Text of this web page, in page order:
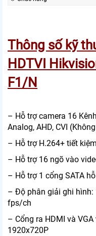
Thông số kỹ
HDTVI
F1/N
– Hỗ trợ camera 16
Analog, AHD, CVI
– Hỗ trợ H.264+ tiết
– Hỗ trợ 16 ngõ vào
– Hỗ trợ 1 cổng SATA
– Độ phân giải ghi
fps/ch
– Cổng ra HDMI và
1920x720P